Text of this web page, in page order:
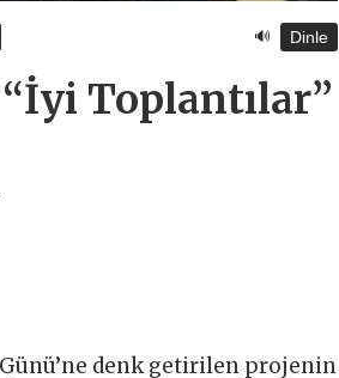
🔊 Dinle
Toplantılar”
denk getirilen projenin